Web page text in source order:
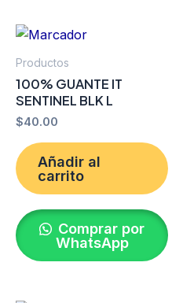
Productos
100% GUANTE IT
SENTINEL BLK L
$40.00
Añadir al
carrito
Comprar por
WhatsApp